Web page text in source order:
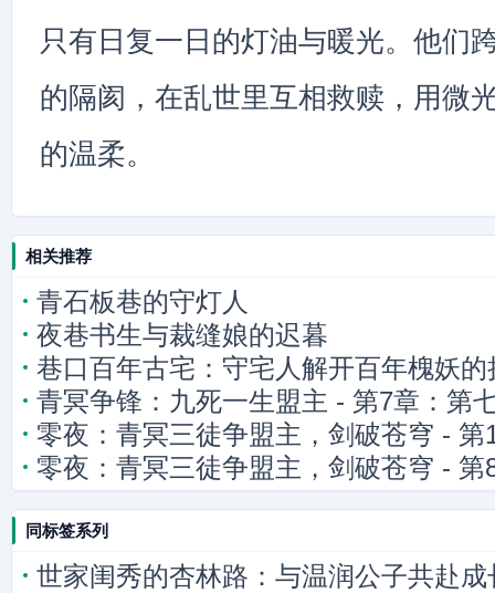
只有日复一日的灯油与暖光。他们
的隔阂，在乱世里互相救赎，用微
的温柔。
相关推荐
青石板巷的守灯人
夜巷书生与裁缝娘的迟暮
巷口百年古宅：守宅人解开百年槐妖的
青冥争锋：九死一生盟主 - 第7章：第
刃初探
零夜：青冥三徒争盟主，剑破苍穹 -
锋，夜离噬心
零夜：青冥三徒争盟主，剑破苍穹 -
殇，夜墟深渊
同标签系列
世家闺秀的杏林路：与温润公子共赴成